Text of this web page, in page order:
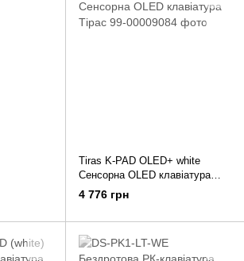
Tiras K-PAD OLED+ white
Сенсорна OLED клавіатура
Тірас
4 776 грн